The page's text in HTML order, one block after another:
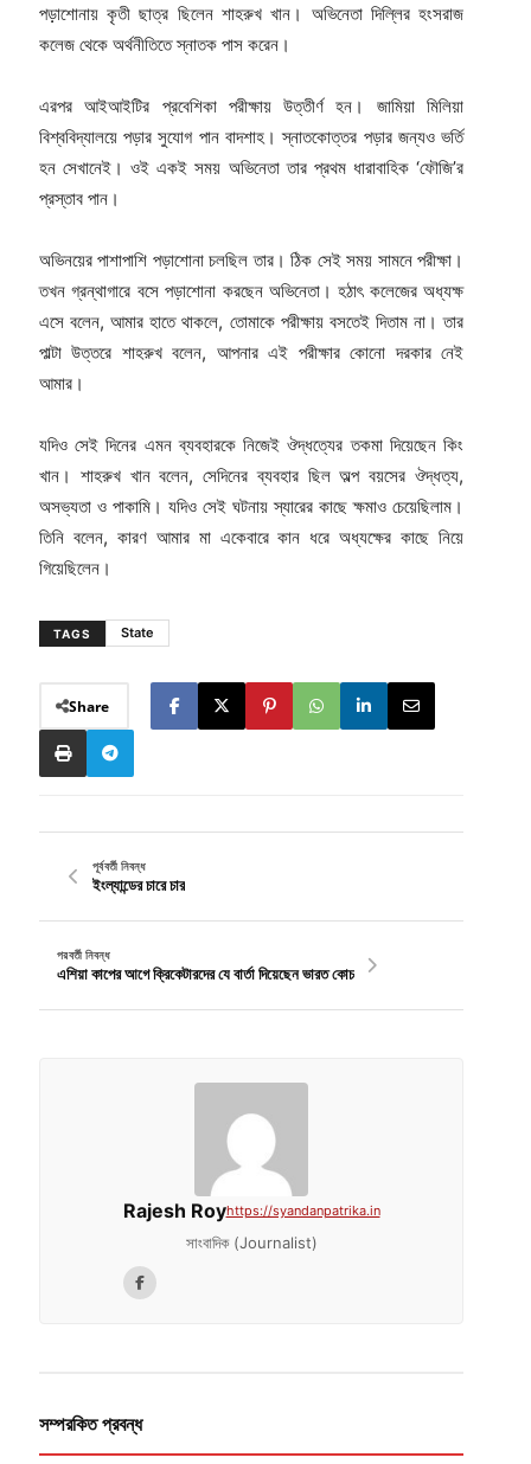
পড়়াশোনায় কৃতী ছাত্র ছিলেন শাহরুখ খান। অভিনেতা দিল্লির হংসরাজ
কলেজ থেকে অর্থনীতিতে স্নাতক পাস করেন।
এরপর আইআইটির প্রবেশিকা পরীক্ষায় উত্তীর্ণ হন। জামিয়া মিলিয়া
বিশ্ববিদ্যালয়ে পড়ার সুযোগ পান বাদশাহ। স্নাতকোত্তর পড়ার জন্যও ভর্তি
হন সেখানেই। ওই একই সময় অভিনেতা তার প্রথম ধারাবাহিক ‘ফৌজি’র
প্রস্তাব পান।
অভিনয়ের পাশাপাশি পড়াশোনা চলছিল তার। ঠিক সেই সময় সামনে পরীক্ষা।
তখন গ্রন্থাগারে বসে পড়াশোনা করছেন অভিনেতা। হঠাৎ কলেজের অধ্যক্ষ
এসে বলেন, আমার হাতে থাকলে, তোমাকে পরীক্ষায় বসতেই দিতাম না। তার
পাল্টা উত্তরে শাহরুখ বলেন, আপনার এই পরীক্ষার কোনো দরকার নেই
আমার।
যদিও সেই দিনের এমন ব্যবহারকে নিজেই ঔদ্ধত্যের তকমা দিয়েছেন কিং
খান। শাহরুখ খান বলেন, সেদিনের ব্যবহার ছিল অল্প বয়সের ঔদ্ধত্য,
অসভ্যতা ও পাকামি। যদিও সেই ঘটনায় স্যারের কাছে ক্ষমাও চেয়েছিলাম।
তিনি বলেন, কারণ আমার মা একেবারে কান ধরে অধ্যক্ষের কাছে নিয়ে
গিয়েছিলেন।
TAGS State
Share
পূর্ববর্তী নিবন্ধ
ইংল্যান্ডের চারে চার
পরবর্তী নিবন্ধ
এশিয়া কাপের আগে ক্রিকেটারদের যে বার্তা দিয়েছেন ভারত কোচ
Rajesh Royhttps://syandanpatrika.in
সাংবাদিক (Journalist)
সম্পরকিত প্রবন্ধ